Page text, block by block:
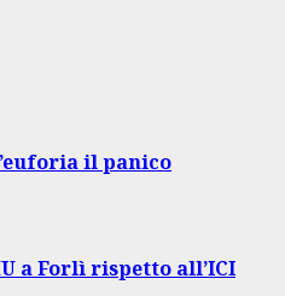
il panico
a Forlì rispetto all’ICI